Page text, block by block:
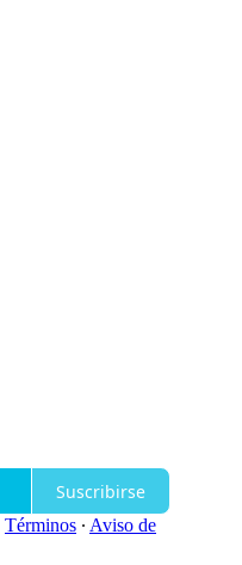
Suscribirse
Términos ∙ Aviso de